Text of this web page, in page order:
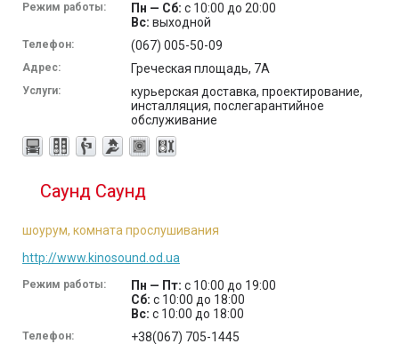
Режим работы: Пн — Сб: с 10:00 до 20:00
Вс: выходной
Телефон: (067) 005-50-09
Адрес: Греческая площадь, 7А
Услуги:
курьерская доставка, проектирование,
инсталляция, послегарантийное
обслуживание
Саунд Саунд
шоурум, комната прослушивания
http://www.kinosound.od.ua
Режим работы: Пн — Пт: с 10:00 до 19:00
Сб: с 10:00 до 18:00
Вс: с 10:00 до 18:00
Телефон: +38(067) 705-1445